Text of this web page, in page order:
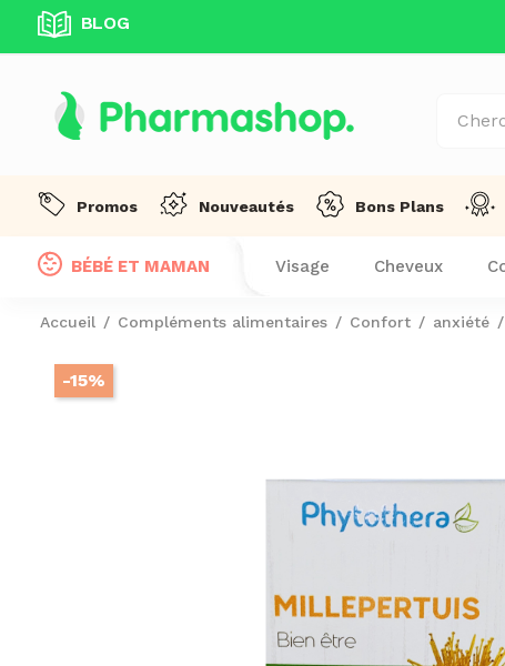
BLOG
DÈS 99 DT D'ACHAT! !
Promos Nouveautés Bons Plans
BÉBÉ ET MAMAN Visage Cheveux
Accueil Compléments alimentaires Confort anxiété
-15%